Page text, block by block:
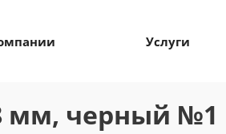
Услуги
мм, черный №1